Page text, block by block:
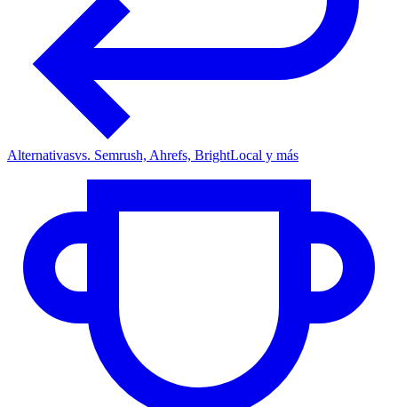
Alternativasvs. Semrush, Ahrefs, BrightLocal y más